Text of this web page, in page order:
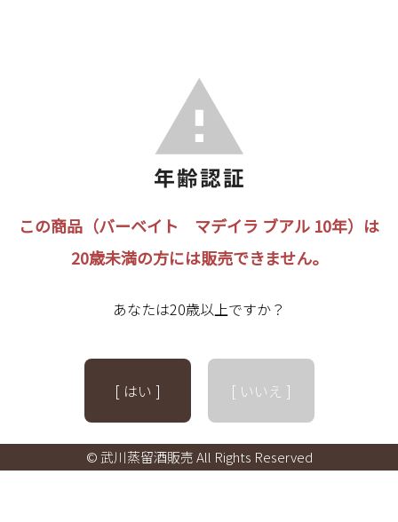
この商品（バーベイト マデイラ ブアル 10年）は
20歳未満の方には販売できません。
あなたは20歳以上ですか？
[ はい ] [ いいえ ]
© 武川蒸留酒販売 All Rights Reserved